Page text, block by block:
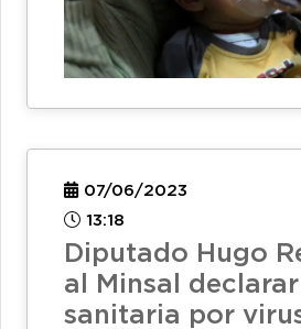
07/06/2023
13:18
Diputado Hugo
al Minsal
sanitaria por